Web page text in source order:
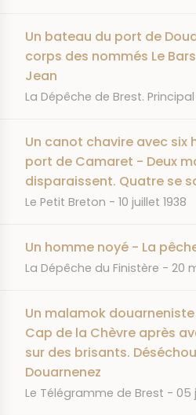
Un bateau du port de
corps des nommés Le
Jean
JOURNAL
La Dépêche de Brest. Principal
Un canot chavire avec six
port de Camaret - Deux
disparaissent. Quatre se
JOURNAL
Le Petit Breton DATE
10 juillet 1938
Un homme noyé - La
JOURNAL
La Dépêche du Finistère DATE
20
Un malamok
Cap de la Chèvre après
sur des brisants.
Douarnenez
JOURNAL
Le Télégramme de Brest 05